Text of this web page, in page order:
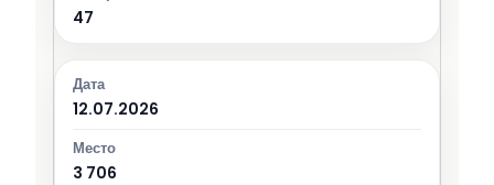
47
12.07.2026
3 706